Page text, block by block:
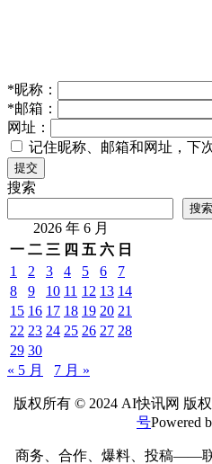
*昵称：
*邮箱：
网址：
记住昵称、邮箱和网址，下
提交
搜索
搜索
2026 年 6 月
一 二 三 四 五 六 日
1
2 3 4 5 6
7
8
9 10 11 12 13 14
15 16 17 18 19 20 21
22 23 24 25 26 27 28
29 30
« 5 月
7 月 »
版权所有 © 2024 AI快讯网 版
号Powered
商务、合作、爆料、投稿——